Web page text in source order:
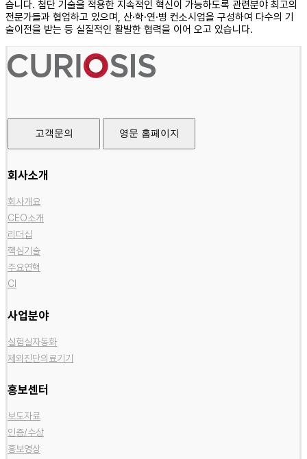
습니다. 첨단 기술을 적용한 지속적인 혁신이 가능하도록 관련분야 최고의
전문가들과 협업하고 있으며, 산·학·연·병 컨소시엄을 구성하여 다수의 기
술이전을 받는 등 실질적인 활발한 협력을 이어 오고 있습니다.
고객문의 영문 홈페이지
회사소개
회사개요
CEO소개
리더십
핵심기술
주요연혁
CI
사업분야
실험실자동화
체외진단의료기기
홍보센터
보도자료
인증/수상
홍보영상